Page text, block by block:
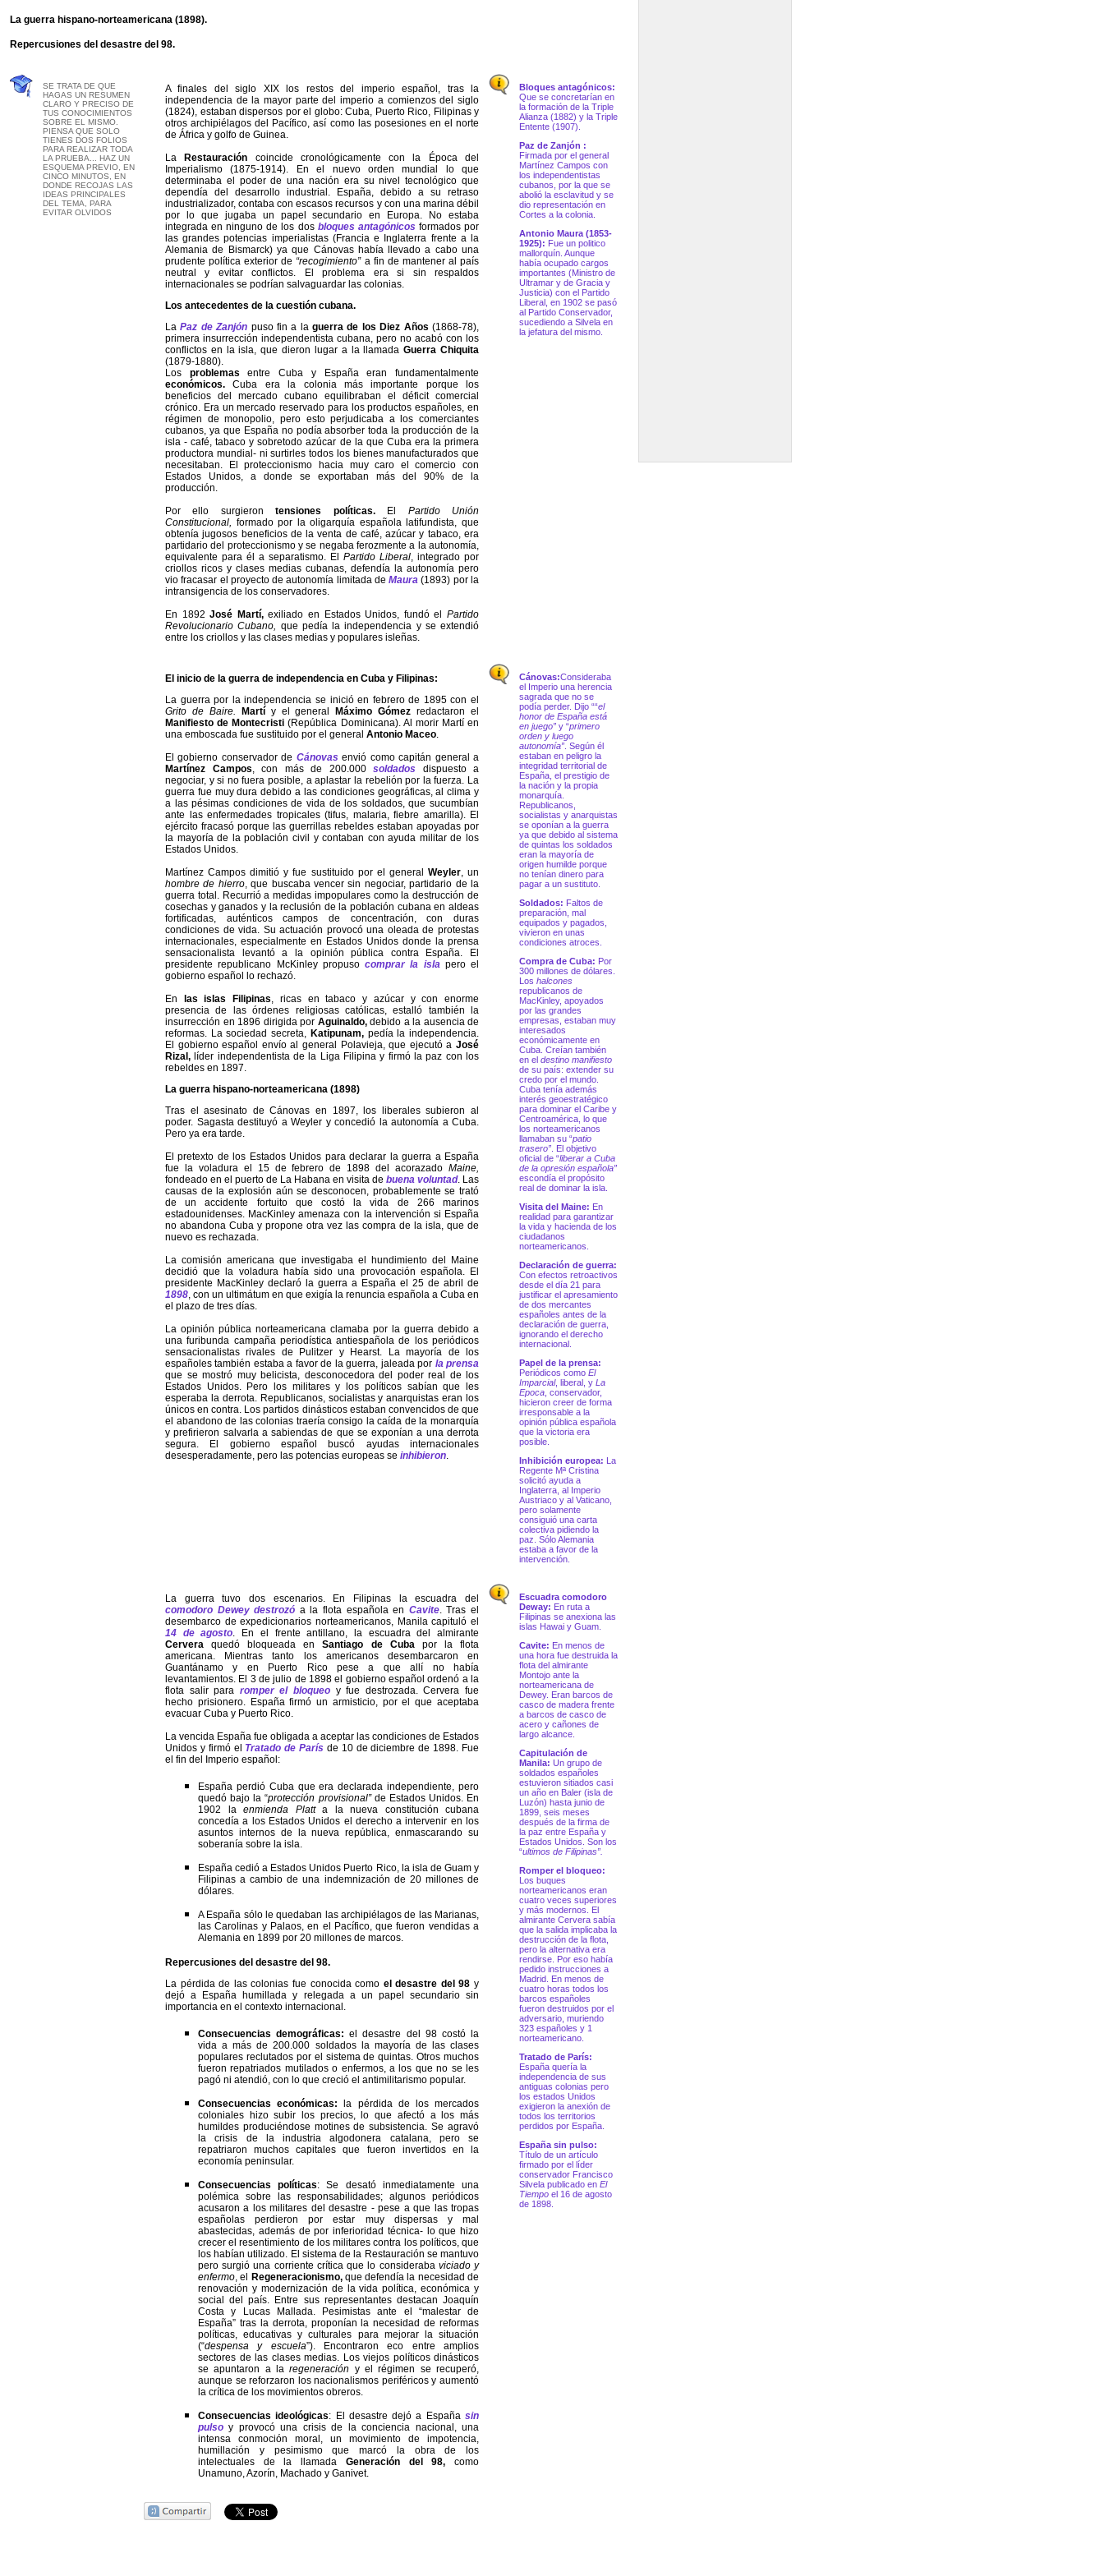
La guerra hispano-norteamericana (1898).
Repercusiones del desastre del 98.
SE TRATA DE QUE
HAGAS UN RESUMEN
CLARO Y PRECISO DE
TUS CONOCIMIENTOS
SOBRE EL MISMO.
PIENSA QUE SOLO
TIENES DOS FOLIOS
PARA REALIZAR TODA
LA PRUEBA... HAZ UN
ESQUEMA PREVIO, EN
CINCO MINUTOS, EN
DONDE RECOJAS LAS
IDEAS PRINCIPALES
DEL TEMA, PARA
EVITAR OLVIDOS
A finales del siglo XIX los restos del imperio español, tras la
independencia de la mayor parte del imperio a comienzos del siglo
(1824), estaban dispersos por el globo: Cuba, Puerto Rico, Filipinas y
otros archipiélagos del Pacífico, así como las posesiones en el norte
de África y golfo de Guinea.
La Restauración coincide cronológicamente con la Época del
Imperialismo (1875-1914).
En el nuevo orden mundial lo que
determinaba el poder de una nación era su nivel tecnológico que
dependía del desarrollo industrial. España, debido a su retraso
industrializador, contaba con escasos recursos y con una marina débil
por lo que jugaba un papel secundario en Europa. No estaba
integrada en ninguno de los dos bloques antagónicos formados por
las grandes potencias imperialistas (Francia e Inglaterra frente a la
Alemania de Bismarck) ya que Cánovas había llevado a cabo una
prudente política exterior de “recogimiento”a fin de mantener al país
neutral y evitar conflictos. El problema era si sin respaldos
internacionales se podrían salvaguardar las colonias.
Los antecedentes de la cuestión cubana.
LaPaz de Zanjón puso fin a laguerra de los Diez Años(1868-78),
primera insurrección independentista cubana, pero no acabó con los
conflictos en la isla, que dieron lugar a la llamadaGuerra Chiquita
(1879-1880).
Los problemas entre Cuba y España eran fundamentalmente
económicos.Cuba era la colonia más importante porque los
beneficios del mercado cubano equilibraban el déficit comercial
crónico. Era un mercado reservado para los productos españoles, en
régimen de monopolio, pero esto perjudicaba a los comerciantes
cubanos, ya que España no podía absorber toda la producción de la
isla - café, tabaco y sobretodo azúcar de la que Cuba era la primera
productora mundial- ni surtirles todos los bienes manufacturados que
necesitaban. El proteccionismo hacia muy caro el comercio con
Estados Unidos, a donde se exportaban más del 90% de la
producción.
Por ello surgierontensiones políticas.El Partido Unión
Constitucional, formado por la oligarquía española latifundista, que
obtenía jugosos beneficios de la venta de café, azúcar y tabaco, era
partidario del proteccionismo y se negaba ferozmente a la autonomía,
equivalente para él a separatismo. El Partido Liberal, integrado por
criollos ricos y clases medias cubanas, defendía la autonomía pero
vio fracasar el proyecto de autonomía limitada deMaura (1893) por la
intransigencia de los conservadores.
En 1892 José Martí,exiliado en Estados Unidos, fundó elPartido
Revolucionario Cubano, que pedía la independencia y se extendió
entre los criollos y las clases medias y populares isleñas.
Bloques antagónicos:
Que se concretarían en
la formación de la Triple
Alianza (1882) y la Triple
Entente (1907).
Paz de Zanjón :
Firmada por el general
Martínez Campos con
los independentistas
cubanos, por la que se
abolió la esclavitud y se
dio representación en
Cortes a la colonia.
Antonio Maura (1853-
1925): Fue un politico
mallorquín. Aunque
había ocupado cargos
importantes (Ministro de
Ultramar y de Gracia y
Justicia) con el Partido
Liberal, en 1902 se pasó
al Partido Conservador,
sucediendo a Silvela en
la jefatura del mismo.
El inicio de la guerra de independencia en Cuba y Filipinas:
La guerra por la independencia se inició en febrero de 1895 con el
Grito de Baire.
Martíy el general Máximo Gómezredactaron el
Manifiesto de Montecristi (República Dominicana). Al morir Martí en
una emboscada fue sustituido por el general Antonio Maceo.
El gobierno conservador de Cánovas envió como capitán general a
Martínez Campos, con más de 200.000 soldados dispuesto a
negociar, y si no fuera posible, a aplastar la rebelión por la fuerza. La
guerra fue muy dura debido a las condiciones geográficas, al clima y
a las pésimas condiciones de vida de los soldados, que sucumbían
ante las enfermedades tropicales (tifus, malaria, fiebre amarilla). El
ejército fracasó porque las guerrillas rebeldes estaban apoyadas por
la mayoría de la población civil y contaban con ayuda militar de los
Estados Unidos.
Martínez Campos dimitió y fue sustituido por el general Weyler, un
hombre de hierro, que buscaba vencer sin negociar, partidario de la
guerra total. Recurrió a medidas impopulares como la destrucción de
cosechas y ganados y la reclusión de la población cubana en aldeas
fortificadas, auténticos campos de concentración, con duras
condiciones de vida. Su actuación provocó una oleada de protestas
internacionales, especialmente en Estados Unidos donde la prensa
sensacionalista levantó a la opinión pública contra España. El
presidente republicano McKinley propuso comprar la islapero el
gobierno español lo rechazó.
En
las islas Filipinas, ricas en tabaco y azúcar y con enorme
presencia de las órdenes religiosas católicas, estalló también la
insurrección en 1896 dirigida por Aguinaldo, debido a la ausencia de
reformas. La sociedad secreta, Katipunam,pedía la independencia.
El gobierno español envío al general Polavieja, que ejecutó a José
Rizal, líder independentista de la Liga Filipina y firmó la paz con los
rebeldes en 1897.
La guerra hispano-norteamericana (1898)
Tras el asesinato de Cánovas en 1897, los liberales subieron al
poder. Sagasta destituyó a Weyler y concedió la autonomía a Cuba.
Pero ya era tarde.
El pretexto de los Estados Unidos para declarar la guerra a España
fue la voladura el 15 de febrero de 1898 del acorazado Maine,
fondeado en el puerto de La Habana en visita de buena voluntad. Las
causas de la explosión aún se desconocen, probablemente se trató
de un accidente fortuito que costó la vida de 266 marinos
estadounidenses. MacKinley amenaza con la intervención si España
no abandona Cuba y propone otra vez las compra de la isla, que de
nuevo es rechazada.
La comisión americana que investigaba el hundimiento del Maine
decidió que la voladura había sido una provocación española. El
presidente MacKinley declaró la guerra a España el 25 de abril de
1898, con un ultimátum en que exigía la renuncia española a Cuba en
el plazo de tres días.
La opinión pública norteamericana clamaba por la guerra debido a
una furibunda campaña periodística antiespañola de los periódicos
sensacionalistas rivales de Pulitzer y Hearst. La mayoría de los
españoles también estaba a favor de la guerra, jaleada por la prensa
que se mostró muy belicista, desconocedora del poder real de los
Estados Unidos. Pero los militares y los políticos sabían que les
esperaba la derrota. Republicanos, socialistas y anarquistas eran los
únicos en contra. Los partidos dinásticos estaban convencidos de que
el abandono de las colonias traería consigo la caída de la monarquía
y prefirieron salvarla a sabiendas de que se exponían a una derrota
segura. El gobierno español buscó ayudas internacionales
desesperadamente, pero las potencias europeas se inhibieron.
Cánovas:Consideraba
el Imperio una herencia
sagrada que no se
podía perder. Dijo ““el
honor de España está
en juego” y “primero
orden y luego
autonomía” . Según él
estaban en peligro la
integridad territorial de
España, el prestigio de
la nación y la propia
monarquía.
Republicanos,
socialistas y anarquistas
se oponían a la guerra
ya que debido al sistema
de quintas los soldados
eran la mayoría de
origen humilde porque
no tenían dinero para
pagar a un sustituto.
Soldados: Faltos de
preparación, mal
equipados y pagados,
vivieron en unas
condiciones atroces.
Compra de Cuba: Por
300 millones de dólares.
Los halcones
republicanos de
MacKinley, apoyados
por las grandes
empresas, estaban muy
interesados
económicamente en
Cuba. Creían también
en el destino manifiesto
de su país: extender su
credo por el mundo.
Cuba tenía además
interés geoestratégico
para dominar el Caribe y
Centroamérica, lo que
los norteamericanos
llamaban su “patio
trasero” . El objetivo
oficial de “liberar a Cuba
de la opresión española”
escondía el propósito
real de dominar la isla.
Visita del Maine: En
realidad para garantizar
la vida y hacienda de los
ciudadanos
norteamericanos.
Declaración de guerra:
Con efectos retroactivos
desde el día 21 para
justificar el apresamiento
de dos mercantes
españoles antes de la
declaración de guerra,
ignorando el derecho
internacional.
Papel de la prensa:
Periódicos como El
Imparcial, liberal, y La
Epoca , conservador,
hicieron creer de forma
irresponsable a la
opinión pública española
que la victoria era
posible.
Inhibición europea: La
Regente Mª Cristina
solicitó ayuda a
Inglaterra, al Imperio
Austriaco y al Vaticano,
pero solamente
consiguió una carta
colectiva pidiendo la
paz. Sólo Alemania
estaba a favor de la
intervención.
La guerra tuvo dos escenarios. En Filipinas la escuadra del
comodoro Dewey destrozó a la flota española en Cavite. Tras el
desembarco de expedicionarios norteamericanos, Manila capituló el
14 de agosto. En el frente antillano, la escuadra del almirante
Cerveraquedó bloqueada enSantiago de Cubapor la flota
americana. Mientras tanto los americanos desembarcaron en
Guantánamo y en Puerto Rico pese a que allí no había
levantamientos. El 3 de julio de 1898 el gobierno español ordenó a la
flota salir para romper el bloqueo y fue destrozada. Cervera fue
hecho prisionero. España firmó un armisticio, por el que aceptaba
evacuar Cuba y Puerto Rico.
La vencida España fue obligada a aceptar las condiciones de Estados
Unidos y firmó el Tratado de París de 10 de diciembre de 1898. Fue
el fin del Imperio español:
España perdió Cuba que era declarada independiente, pero
quedó bajo la “protección provisional” de Estados Unidos. En
1902 la enmienda Platta la nueva constitución cubana
concedía a los Estados Unidos el derecho a intervenir en los
asuntos internos de la nueva república, enmascarando su
soberanía sobre la isla.
España cedió a Estados Unidos Puerto Rico, la isla de Guam y
Filipinas a cambio de una indemnización de 20 millones de
dólares.
A España sólo le quedaban las archipiélagos de las Marianas,
las Carolinas y Palaos, en el Pacífico, que fueron vendidas a
Alemania en 1899 por 20 millones de marcos.
Repercusiones del desastre del 98.
La pérdida de las colonias fue conocida como el desastre del 98 y
dejó a España humillada y relegada a un papel secundario sin
importancia en el contexto internacional.
Consecuencias demográficas:el desastre del 98 costó la
vida a más de 200.000 soldados la mayoría de las clases
populares reclutados por el sistema de quintas. Otros muchos
fueron repatriados mutilados o enfermos, a los que no se les
pagó ni atendió, con lo que creció el antimilitarismo popular.
Consecuencias económicas: la pérdida de los mercados
coloniales hizo subir los precios, lo que afectó a los más
humildes produciéndose motines de subsistencia. Se agravó
la crisis de la industria algodonera catalana, pero se
repatriaron muchos capitales que fueron invertidos en la
economía peninsular.
Consecuencias políticas: Se desató inmediatamente una
polémica sobre las responsabilidades; algunos periódicos
acusaron a los militares del desastre - pese a que las tropas
españolas perdieron por estar muy dispersas y mal
abastecidas, además de por inferioridad técnica- lo que hizo
crecer el resentimiento de los militares contra los políticos, que
los habían utilizado. El sistema de la Restauración se mantuvo
pero surgió una corriente crítica que lo consideraba viciado y
enfermo, el Regeneracionismo,que defendía la necesidad de
renovación y modernización de la vida política, económica y
social del país. Entre sus representantes destacan Joaquín
Costa y Lucas Mallada. Pesimistas ante el “malestar de
España” tras la derrota, proponían la necesidad de reformas
políticas, educativas y culturales para mejorar la situación
(“despensa y escuela”). Encontraron eco entre amplios
sectores de las clases medias. Los viejos políticos dinásticos
se apuntaron a laregeneración y el régimen se recuperó,
aunque se reforzaron los nacionalismos periféricos y aumentó
la crítica de los movimientos obreros.
Consecuencias ideológicas: El desastre dejó a Españasin
pulso y provocó una crisis de la conciencia nacional, una
intensa conmoción moral, un movimiento de impotencia,
humillación y pesimismo que marcó la obra de los
intelectuales de la llamada Generación del 98,como
Unamuno, Azorín, Machado y Ganivet.
Escuadra comodoro
Deway: En ruta a
Filipinas se anexiona las
islas Hawai y Guam.
Cavite: En menos de
una hora fue destruida la
flota del almirante
Montojo ante la
norteamericana de
Dewey. Eran barcos de
casco de madera frente
a barcos de casco de
acero y cañones de
largo alcance.
Capitulación de
Manila: Un grupo de
soldados españoles
estuvieron sitiados casi
un año en Baler (isla de
Luzón) hasta junio de
1899, seis meses
después de la firma de
la paz entre España y
Estados Unidos. Son los
“ultimos de Filipinas”.
Romper el bloqueo:
Los buques
norteamericanos eran
cuatro veces superiores
y más modernos. El
almirante Cervera sabía
que la salida implicaba la
destrucción de la flota,
pero la alternativa era
rendirse. Por eso había
pedido instrucciones a
Madrid. En menos de
cuatro horas todos los
barcos españoles
fueron destruidos por el
adversario, muriendo
323 españoles y 1
norteamericano.
Tratado de París:
España quería la
independencia de sus
antiguas colonias pero
los estados Unidos
exigieron la anexión de
todos los territorios
perdidos por España.
España sin pulso:
Título de un artículo
firmado por el líder
conservador Francisco
Silvela publicado en El
Tiempo el 16 de agosto
de 1898.